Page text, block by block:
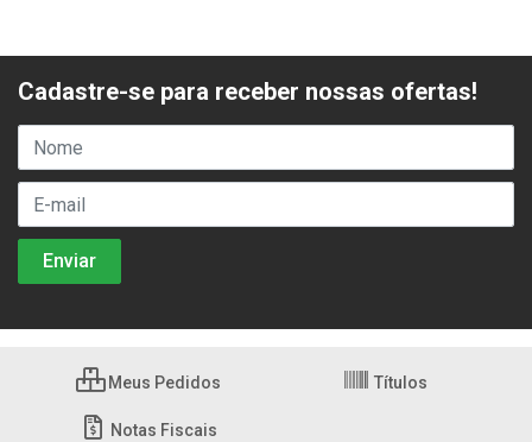
Cadastre-se para receber nossas ofertas!
Meus Pedidos Títulos
Notas Fiscais